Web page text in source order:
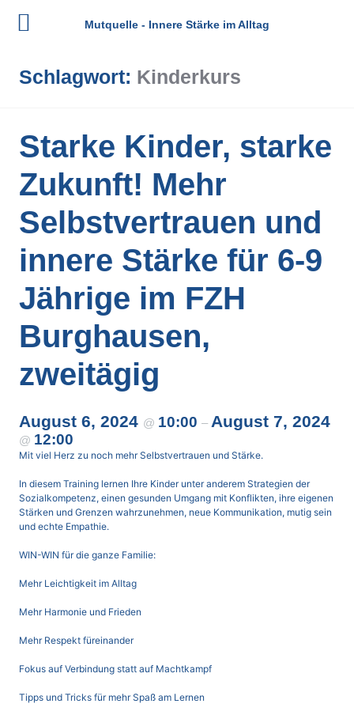
InhaltSchlagwort: Kinderkurs
Starke Kinder, starke
Zukunft! Mehr
Selbstvertrauen und
innere Stärke für 6-9
Jährige im FZH
Burghausen,
zweitägig
August 6, 2024 @ 10:00 – August 7, 2024
@ 12:00
Mit viel Herz zu noch mehr Selbstvertrauen und Stärke.
In diesem Training lernen Ihre Kinder unter anderem Strategien der
Sozialkompetenz, einen gesunden Umgang mit Konflikten, ihre eigenen
Stärken und Grenzen wahrzunehmen, neue Kommunikation, mutig sein
und echte Empathie.
WIN-WIN für die ganze Familie:
Mehr Leichtigkeit im Alltag
Mehr Harmonie und Frieden
Mehr Respekt füreinander
Fokus auf Verbindung statt auf Machtkampf
Tipps und Tricks für mehr Spaß am Lernen
Mutquelle - Innere Stärke im Alltag